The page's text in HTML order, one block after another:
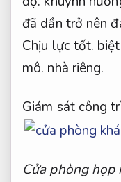
đã dần trở nên
Chịu lực tốt.
mô. nhà riêng.
Giám sát công
Cửa phòng họp